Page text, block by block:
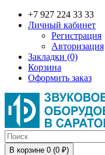
+7 927 224 33 33
Личный кабинет
Регистрация
Авторизация
Закладки (0)
Корзина
Оформить заказ
В корзине 0 (0 ₽)